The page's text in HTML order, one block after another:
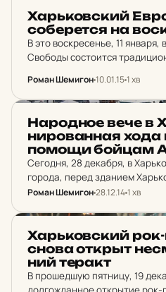
Харь­ков­ский
со­бе­рет­ся на
В это воскресенье, 11
Свободы состоится
этом сообщает официальный
Основные вопросы, которые
Роман Шемигон10.01.151 хв
На­род­ное вече в
ни­ро­ван­ная хода
помощи бойцам
Сегодня, 28 декабря, в
города, перед зданием
облгосадминистрации, с
IT Sector и другие
Роман Шемигон28.12.141 хв
Харь­ков­ский
снова открыт
ний теракт
В прошедшую пятницу, 19